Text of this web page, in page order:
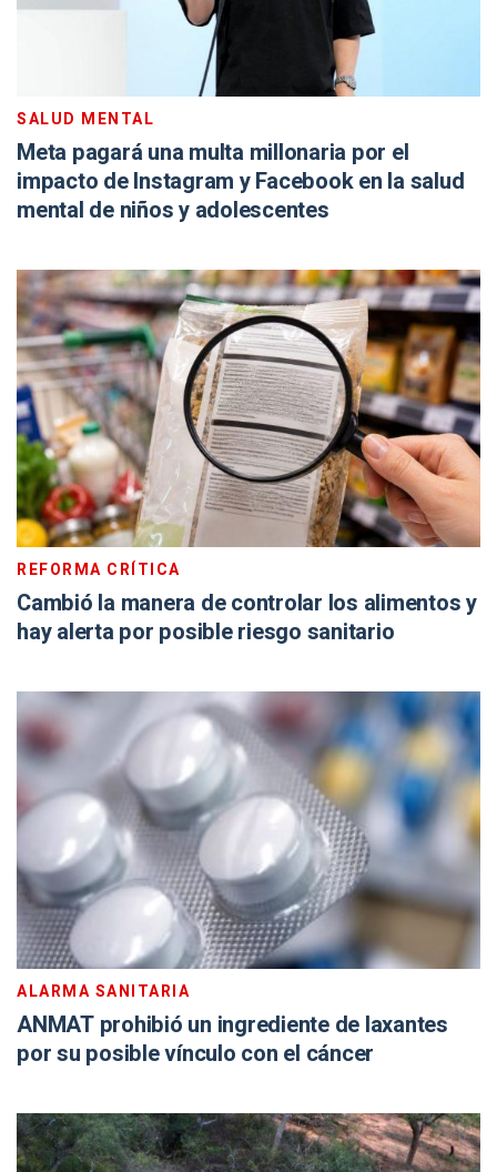
SALUD MENTAL
Meta pagará una multa millonaria por el
impacto de Instagram y Facebook en la salud
mental de niños y adolescentes
REFORMA CRÍTICA
Cambió la manera de controlar los alimentos y
hay alerta por posible riesgo sanitario
ALARMA SANITARIA
ANMAT prohibió un ingrediente de laxantes
por su posible vínculo con el cáncer